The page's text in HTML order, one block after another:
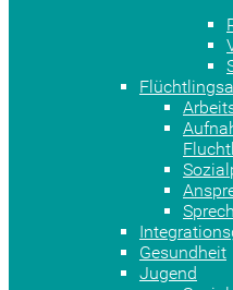
Gesundheit
Jugend